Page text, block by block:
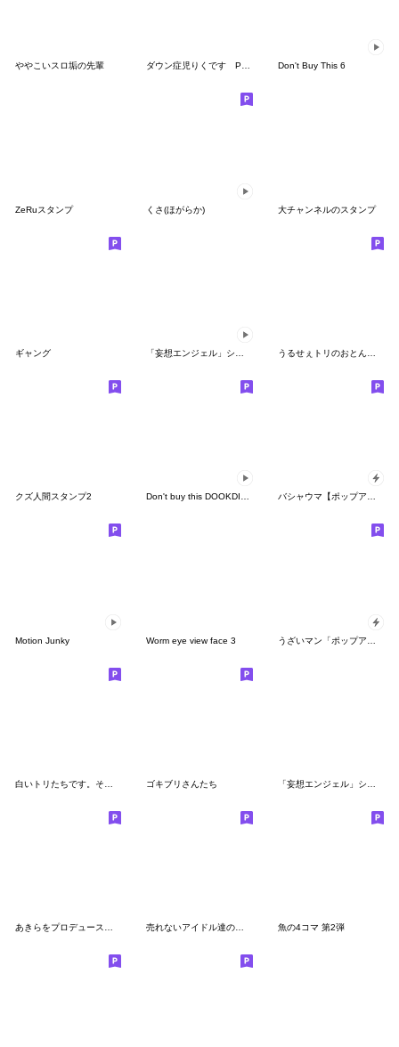
ややこいスロ垢の先輩 ダウン症児りくです Part1 Don't Buy This 6
ZeRuスタンプ くさ(ほがらか) 大チャンネルのスタンプ
ギャング
クズ人間スタンプ2 Don't buy this DOOKDIK 3 バシャウマ【ポップアップ】
Motion Junky Worm eye view face 3
ゴキブリさんたち
あきらをプロデュースタンプ 第二弾 売れないアイドル達のスタンプ 魚の4コマ 第2弾